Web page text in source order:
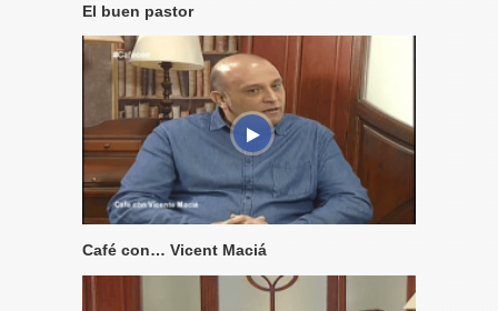
El buen pastor
Café con… Vicent Maciá